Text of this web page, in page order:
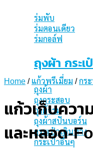
ร่มพับ
ร่มตอนเดียว
ร่มกอล์ฟ
ถุงผ้า กระเ
ถุงผ้า
ถุงกระสอบ
ถุงผ้าร่ม
ถุงผ้าสปันบอร์น
กระเป๋าเดินทาง
กระเป๋าอื่นๆ
Home / แก้วพรีเมี่ยม / กร
แก้วเก็บควา
และหลอด-